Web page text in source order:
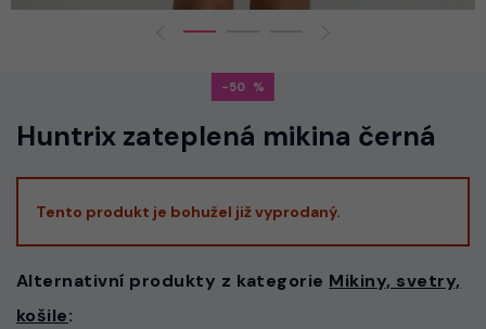
-50
Huntrix zateplená mikina černá
Tento produkt je bohužel již vyprodaný.
Alternativní produkty z kategorie Mikiny, svetry,
košile: